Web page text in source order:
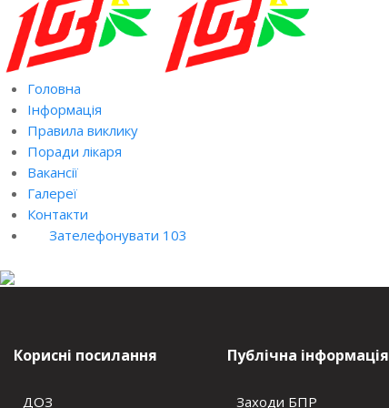
Головна
Інформація
Правила виклику
Поради лікаря
Вакансії
Галереї
Контакти
Зателефонувати 103
Корисні посилання
ДОЗ
Публічна інформація
Заходи БПР